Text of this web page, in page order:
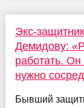
Экс-
Демидову:
работать.
нужно
Бывший